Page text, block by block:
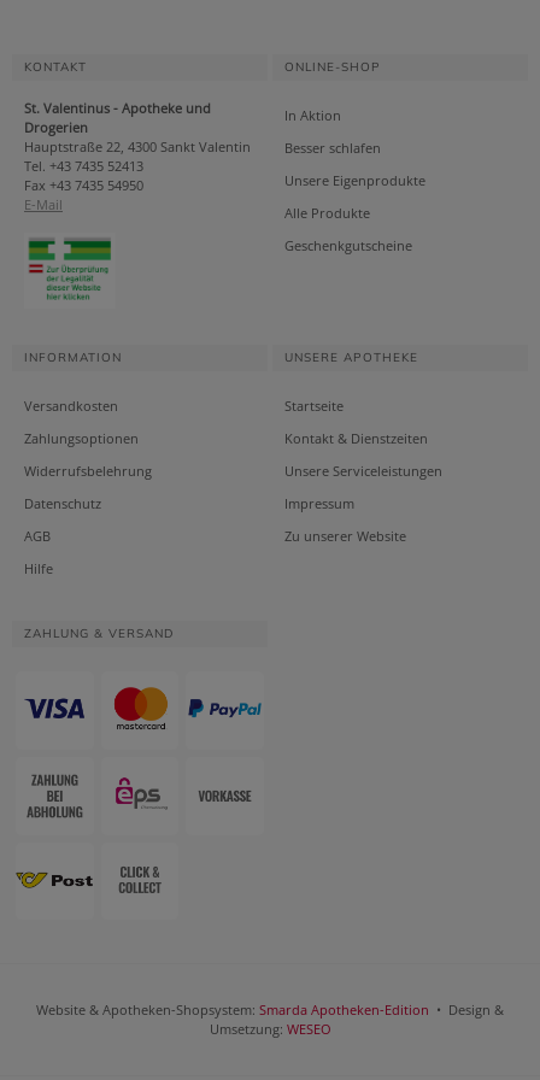
KONTAKT
St. Valentinus - Apotheke und
Drogerien
Hauptstraße 22, 4300 Sankt Valentin
Tel. +43 7435 52413
Fax +43 7435 54950
E-Mail
ONLINE-SHOP
In Aktion
Besser schlafen
Unsere Eigenprodukte
Alle Produkte
Geschenkgutscheine
INFORMATION
Versandkosten
Zahlungsoptionen
Widerrufsbelehrung
Datenschutz
AGB
Hilfe
UNSERE APOTHEKE
Startseite
Kontakt & Dienstzeiten
Unsere Serviceleistungen
Impressum
Zu unserer Website
ZAHLUNG & VERSAND
Website & Apotheken-Shopsystem: Smarda Apotheken-Edition • Design &
Umsetzung: WESEO